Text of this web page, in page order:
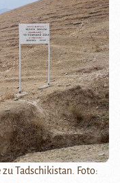
Tadschikistan. Foto: